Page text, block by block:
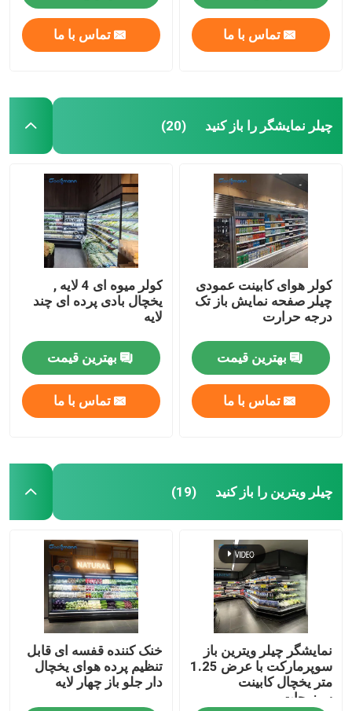
تماس با ما تماس با ما
چیلر نمایشگر را باز کنید (20)
کولر هوای کابینت عمودی
چیلر صفحه نمایش باز تک
درجه حرارت
بهترین قیمت
تماس با ما
کولر میوه ای 4 لایه ,
یخچال بادی پرده ای چند
لایه
بهترین قیمت
تماس با ما
چیلر ویترین را باز کنید (19)
نمایشگر چیلر ویترین باز
سوپرمارکت با عرض 1.25
متر یخچال کابینت
سبزیجات
خنک کننده قفسه ای قابل
تنظیم پرده هوای یخچال
دار جلو باز چهار لایه